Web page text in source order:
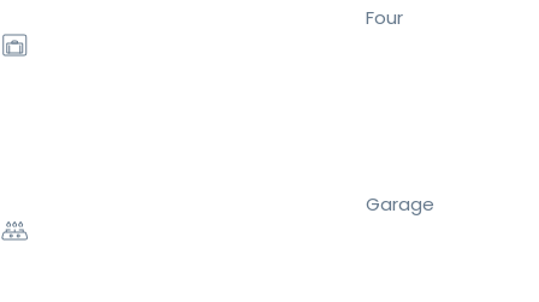
Four
Garage